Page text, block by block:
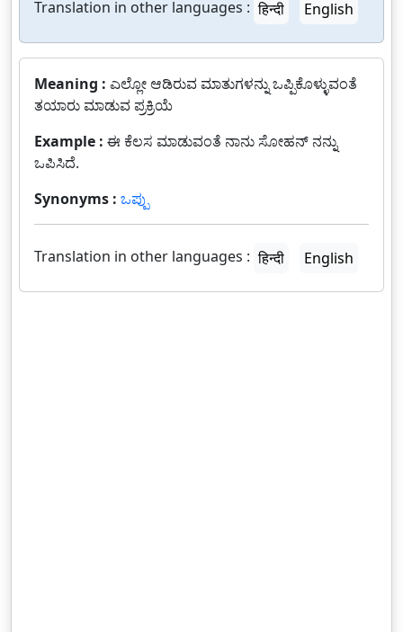
Translation in other languages : हिन्दी English
Meaning : ಎಲ್ಲೋ ಆಡಿರುವ ಮಾತುಗಳನ್ನು ಒಪ್ಪಿಕೊಳ್ಳುವಂತೆ
ತಯಾರು ಮಾಡುವ ಪ್ರಕ್ರಿಯೆ
Example : ಈ ಕೆಲಸ ಮಾಡುವಂತೆ ನಾನು ಸೋಹನ್ ನನ್ನು
ಒಪಿಸಿದೆ.
Synonyms : ಒಪ್ಪು
Translation in other languages : हिन्दी English